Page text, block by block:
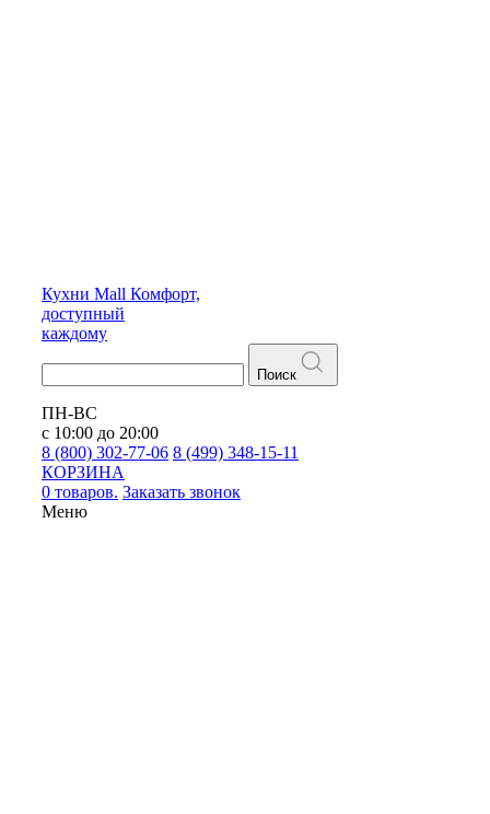
Кухни Mall Комфорт,
доступный
каждому
Поиск
ПН-ВС
с 10:00 до 20:00
8 (800) 302-77-06 8 (499) 348-15-11
КОРЗИНА
0 товаров. Заказать звонок
Меню